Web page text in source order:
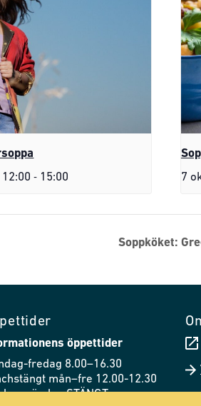
- 15:00
7
Soppköket:
öppettider
fredag 8.00–16.30
mån–fre 12.00-12.30
STÄNGT